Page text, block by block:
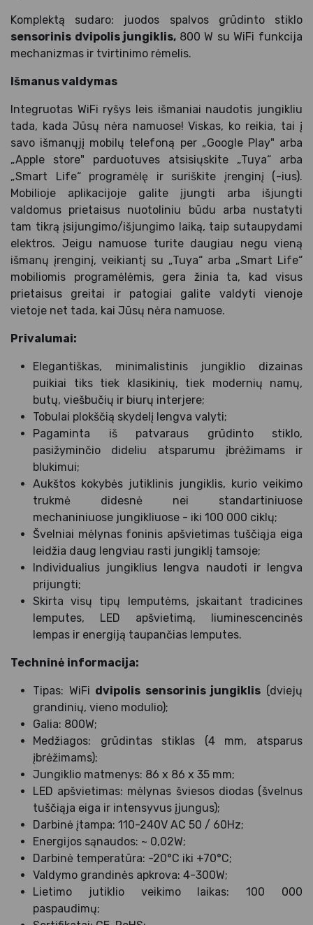
Komplektą sudaro: juodos spalvos grūdinto stiklo
sensorinis dvipolis jungiklis, 800 W su WiFi funkcija
mechanizmas ir tvirtinimo rėmelis.
Išmanus valdymas
Integruotas WiFi ryšys leis išmaniai naudotis jungikliu
tada, kada Jūsų nėra namuose! Viskas, ko reikia, tai į
savo išmanųjį mobilų telefoną per „Google Play" arba
„Apple store" parduotuves atsisiųskite „Tuya“ arba
„Smart Life“ programėlę ir suriškite įrenginį (-ius).
Mobilioje aplikacijoje galite įjungti arba išjungti
valdomus prietaisus nuotoliniu būdu arba nustatyti
tam tikrą įsijungimo/išjungimo laiką, taip sutaupydami
elektros. Jeigu namuose turite daugiau negu vieną
išmanų įrenginį, veikiantį su „Tuya“ arba „Smart Life“
mobiliomis programėlėmis, gera žinia ta, kad visus
prietaisus greitai ir patogiai galite valdyti vienoje
vietoje net tada, kai Jūsų nėra namuose.
Privalumai:
Elegantiškas, minimalistinis jungiklio dizainas
puikiai tiks tiek klasikinių, tiek modernių namų,
butų, viešbučių ir biurų interjere;
Tobulai plokščią skydelį lengva valyti;
Pagaminta iš patvaraus grūdinto stiklo,
pasižyminčio dideliu atsparumu įbrėžimams ir
blukimui;
Aukštos kokybės jutiklinis jungiklis, kurio veikimo
trukmė didesnė nei standartiniuose
mechaniniuose jungikliuose - iki 100 000 ciklų;
Švelniai mėlynas foninis apšvietimas tuščiąja eiga
leidžia daug lengviau rasti jungiklį tamsoje;
Individualius jungiklius lengva naudoti ir lengva
prijungti;
Skirta visų tipų lemputėms, įskaitant tradicines
lemputes, LED apšvietimą, liuminescencinės
lempas ir energiją taupančias lemputes.
Techninė informacija:
Tipas: WiFi dvipolis sensorinis jungiklis (dviejų
grandinių, vieno modulio);
Galia: 800W;
Medžiagos: grūdintas stiklas (4 mm, atsparus
įbrėžimams);
Jungiklio matmenys: 86 x 86 x 35 mm;
LED apšvietimas: mėlynas šviesos diodas (švelnus
tuščiąja eiga ir intensyvus įjungus);
Darbinė įtampa: 110-240V AC 50 / 60Hz;
Energijos sąnaudos: ~ 0,02W;
Darbinė temperatūra: -20°C iki +70°C;
Valdymo grandinės apkrova: 4-300W;
Lietimo jutiklio veikimo laikas: 100 000
paspaudimų;